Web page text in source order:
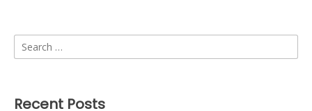
Search
for:
Recent Posts